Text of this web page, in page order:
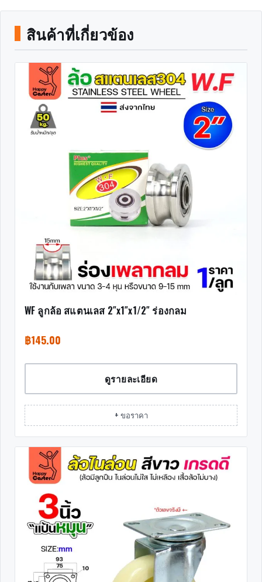
สินค้าที่เกี่ยวข้อง
WF ลูกล้อ สแตนเลส 2″x1″x1/2″ ร่องกลม
฿145.00
ดูรายละเอียด
+ ขอราคา